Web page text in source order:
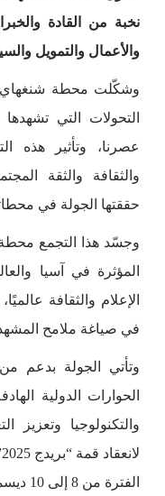
نخبة من القادة
والأعمال والتمويل
وشكّلت محطة شنغهاي
التحولات التي
عصرنا، وتأثير هذه
والثقافة والثقة
حققتها الجولة في
وجسّد هذا التجمع
المؤثرة في آسيا
الإعلام والثقافة
في صياغة ملامح
وتأتي الجولة بدعم
الحوارات الدولية
والتكنولوجيا وتعزيز
الفترة من 8 إلى 10 ديسمبر 2025.